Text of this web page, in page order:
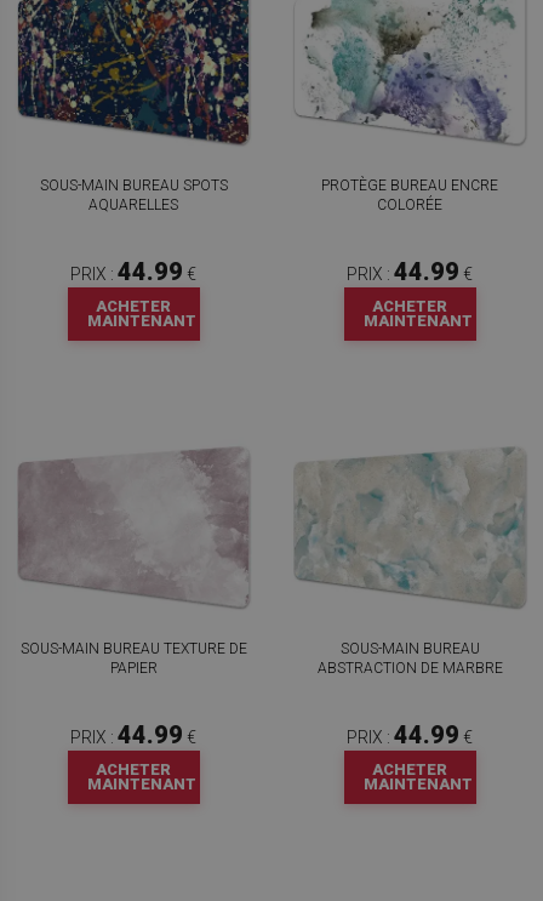
SOUS-MAIN BUREAU SPOTS
AQUARELLES
PRIX : 44.99 €
ACHETER
MAINTENANT
PROTÈGE BUREAU ENCRE
COLORÉE
PRIX : 44.99 €
ACHETER
MAINTENANT
SOUS-MAIN BUREAU TEXTURE DE
PAPIER
PRIX : 44.99 €
ACHETER
MAINTENANT
SOUS-MAIN BUREAU
ABSTRACTION DE MARBRE
PRIX : 44.99 €
ACHETER
MAINTENANT